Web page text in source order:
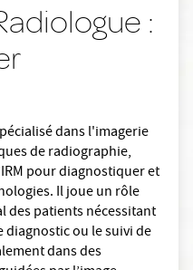
:
dans l'imagerie
de radiographie,
pour diagnostiquer et
Il joue un rôle
des patients nécessitant
diagnostic ou le suivi de
dans des